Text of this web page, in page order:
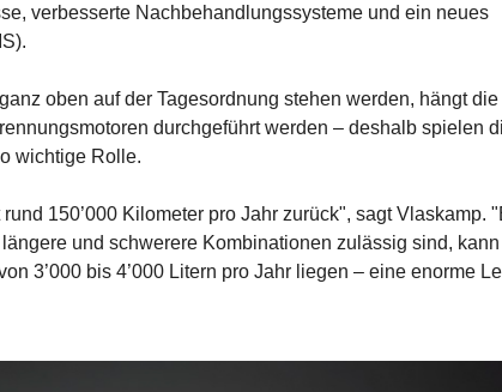
verbesserte Nachbehandlungssysteme und ein neues
oben auf der Tagesordnung stehen werden, hängt
durchgeführt werden – deshalb spielen
wichtige Rolle.
150’000 Kilometer pro Jahr zurück", sagt Vlaskamp.
und schwerere Kombinationen zulässig sind,
3’000 bis 4’000 Litern pro Jahr liegen – eine enorme